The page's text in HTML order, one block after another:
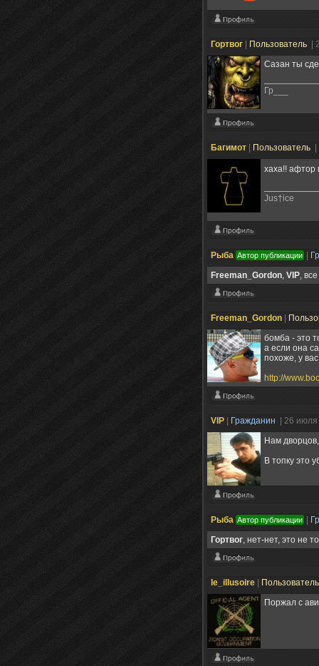
Гортвог Пользователь
|
Сазан ты
Гр___
Багимот Пользователь
хаха!! афтор
Jus†ice
Рыба Автор публикации
Freeman_Gordon, VIP,
Freeman_Gordon
бомба - это
а если она
похоже, у
http://
VIP Гражданин
| 26
Нам
В топку это
Рыба Автор публикации
Гортвог, нет-нет, это не
le_illusoire
Поржал с